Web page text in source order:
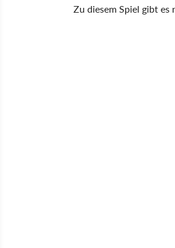
Zu diesem Spiel gibt es